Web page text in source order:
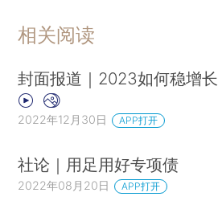
相关阅读
封面报道｜2023如何稳增长
2022年12月30日 APP打开
社论｜用足用好专项债
2022年08月20日 APP打开